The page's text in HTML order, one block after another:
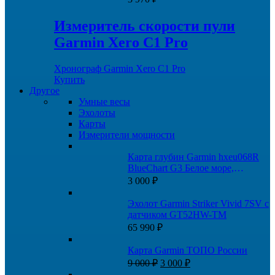
Измеритель скорости пули
Garmin Xero C1 Pro
Хронограф Garmin Xero C1 Pro
Купить
Другое
Умные весы
Эхолоты
Карты
Измерители мощности
Карта глубин Garmin hxeu068R
BlueChart G3 Белое море,
Баренцево море
3 000 ₽
Эхолот Garmin Striker Vivid 7SV с
датчиком GT52HW-TM
65 990 ₽
Карта Garmin ТОПО России
9 000₽ Первоначальная
3 000 ₽Текущая